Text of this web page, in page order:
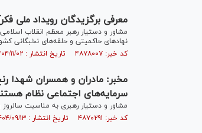
معرفی برگزیدگان رویداد ملی فکرآورد با مشارکت
مشاور و دستیار رهبر معظم انقلاب
نهاد‌های حاکمیتی و حلقه‌های نخبگانی
کد خبر: ۴۸۷۸۰۰۷ تاریخ انتشار : ۱۴۰۴/۱۱/۰۲
مخبر: مادران و همسران شهدا
سرمایه‌های اجتماعی نظام
مشاور و دستیار رهبری به مناسبت
کد خبر: ۴۸۷۰۲۹۱ تاریخ انتشار : ۱۴۰۴/۰۹/۱۳